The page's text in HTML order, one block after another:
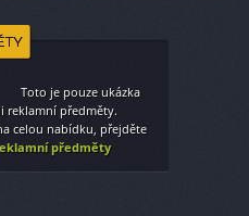
Toto je pouze ukázka
reklamní předměty.
celou nabídku, přejděte
předměty